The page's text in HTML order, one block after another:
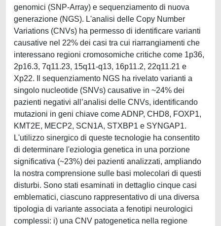
genomici (SNP-Array) e sequenziamento di nuova
generazione (NGS). L'analisi delle Copy Number
Variations (CNVs) ha permesso di identificare varianti
causative nel 22% dei casi tra cui riarrangiamenti che
interessano regioni cromosomiche critiche come 1p36,
2p16.3, 7q11.23, 15q11-q13, 16p11.2, 22q11.21 e
Xp22. Il sequenziamento NGS ha rivelato varianti a
singolo nucleotide (SNVs) causative in ~24% dei
pazienti negativi all’analisi delle CNVs, identificando
mutazioni in geni chiave come ADNP, CHD8, FOXP1,
KMT2E, MECP2, SCN1A, STXBP1 e SYNGAP1.
L'utilizzo sinergico di queste tecnologie ha consentito
di determinare l'eziologia genetica in una porzione
significativa (~23%) dei pazienti analizzati, ampliando
la nostra comprensione sulle basi molecolari di questi
disturbi. Sono stati esaminati in dettaglio cinque casi
emblematici, ciascuno rappresentativo di una diversa
tipologia di variante associata a fenotipi neurologici
complessi: i) una CNV patogenetica nella regione